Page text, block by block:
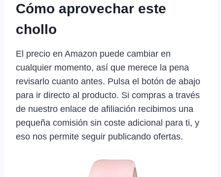
Cómo aprovechar este
chollo
El precio en Amazon puede cambiar en
cualquier momento, así que merece la pena
revisarlo cuanto antes. Pulsa el botón de abajo
para ir directo al producto. Si compras a través
de nuestro enlace de afiliación recibimos una
pequeña comisión sin coste adicional para ti, y
eso nos permite seguir publicando ofertas.